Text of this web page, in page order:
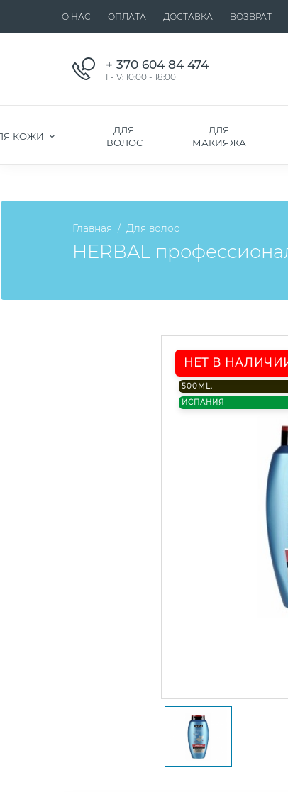
О НАС ОПЛАТА ДОСТАВКА ВОЗВРАТ
+ 370 604 84 474
I - V: 10:00 - 18:00
КОЖИ
ДЛЯ
ВОЛОС
ДЛЯ
МАКИЯЖА
Главная Для волос
HERBAL
НЕТ В
500ML.
ИСПАНИЯ